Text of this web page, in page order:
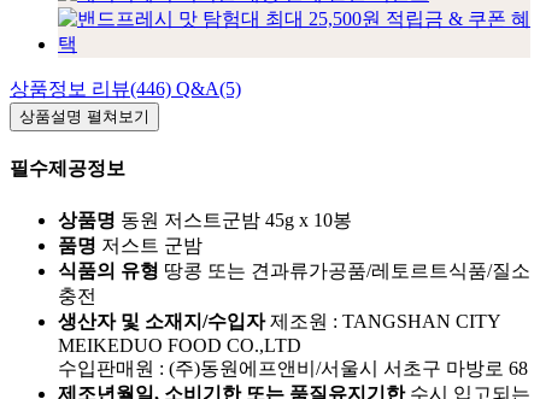
상품정보 리뷰(446) Q&A(5)
상품설명 펼쳐보기
필수제공정보
상품명 동원 저스트군밤 45g x 10봉
품명 저스트 군밤
식품의 유형 땅콩 또는 견과류가공품/레토르트식품/질소
충전
생산자 및 소재지/수입자 제조원 : TANGSHAN CITY
MEIKEDUO FOOD CO.,LTD
수입판매원 : (주)동원에프앤비/서울시 서초구 마방로 68
제조년월일, 소비기한 또는 품질유지기한 수시 입고되는